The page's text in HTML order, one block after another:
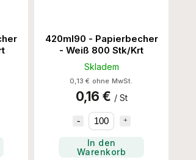
420ml90 - Papierbecher
- Weiß 800 Stk/Krt
Skladem
0,13 € ohne MwSt.
0,16 € / St
In den
Warenkorb